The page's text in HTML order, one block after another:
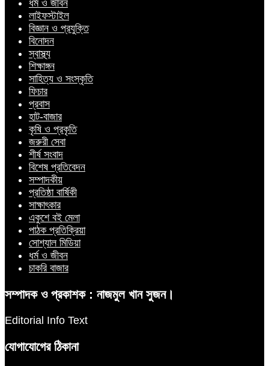
ধর্ম ও জীবন
লাইফস্টাইল
বিজ্ঞান ও প্রযুক্তি
বিনোদন
স্বাস্থ্য
শিক্ষাঙ্গন
সাহিত্য ও সংস্কৃতি
ফিচার
প্রবাস
হাট-বাজার
কৃষি ও প্রকৃতি
জরুরী সেবা
শীর্ষ সংবাদ
বিশেষ প্রতিবেদন
সম্পাদকীয়
প্রতিষ্ঠা বার্ষিকী
সাক্ষাৎকার
একুশে বই মেলা
পাঠক প্রতিক্রিয়া
সোশ্যাল মিডিয়া
ধর্ম ও জীবন
চাকরি বাজার
সম্পাদক ও প্রকাশক : নাজমুল খান সুজন।
Editorial Info Text
যোগাযোগের ঠিকানা